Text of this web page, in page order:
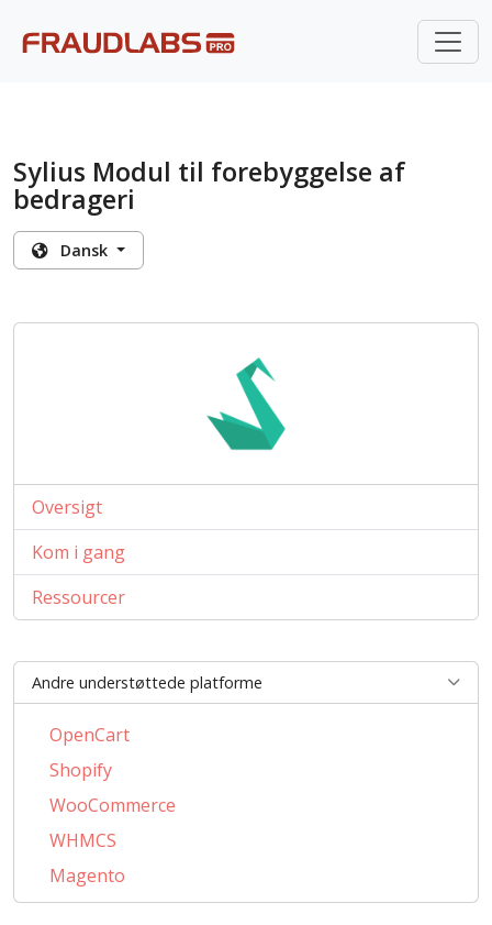
Sylius Modul til forebyggelse af
bedrageri
Dansk
Oversigt
Kom i gang
Ressourcer
Andre understøttede platforme
OpenCart
Shopify
WooCommerce
WHMCS
Magento
PrestaShop